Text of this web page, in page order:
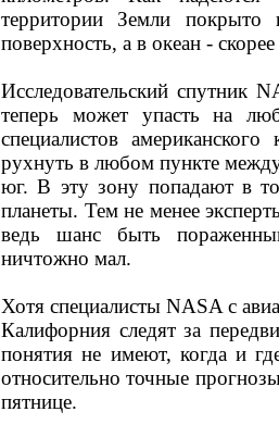
территории Земли
поверхность, а в океан -
Исследовательский
теперь может упасть на
специалистов
рухнуть в любом пункте
юг. В эту зону попадают в
планеты. Тем не менее
ведь шанс быть
ничтожно мал.
Хотя специалисты NASA с
Калифорния следят за
понятия не имеют, когда и
относительно точные
пятнице.